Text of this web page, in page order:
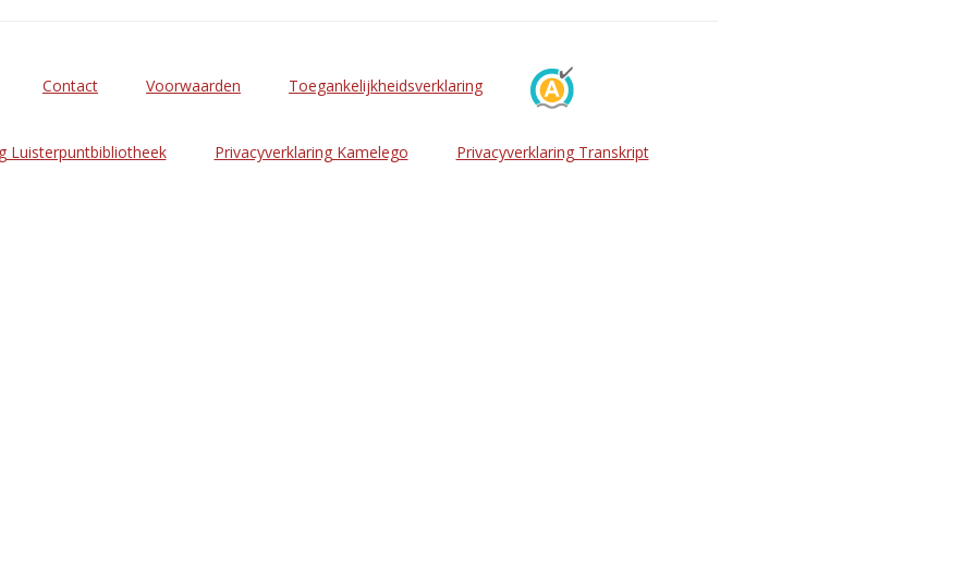
Contact Voorwaarden Toegankelijkheidsverklaring
Luisterpuntbibliotheek Privacyverklaring Kamelego Privacyverklaring Transkript